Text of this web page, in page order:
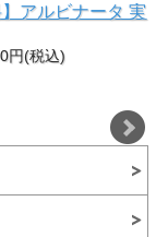
】アルビナータ 実
円(税込)